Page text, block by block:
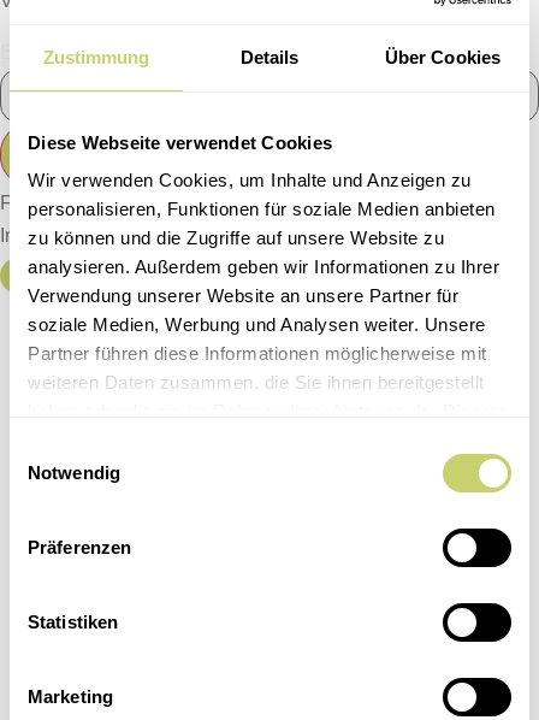
Zustimmung Details Über Cookies
Diese Webseite verwendet Cookies
Wir verwenden Cookies, um Inhalte und Anzeigen zu
personalisieren, Funktionen für soziale Medien anbieten
zu können und die Zugriffe auf unsere Website zu
analysieren. Außerdem geben wir Informationen zu Ihrer
Verwendung unserer Website an unsere Partner für
soziale Medien, Werbung und Analysen weiter. Unsere
Partner führen diese Informationen möglicherweise mit
weiteren Daten zusammen, die Sie ihnen bereitgestellt
Notwendig
Präferenzen
Statistiken
Marketing
E-Mail
Anmelden
Facebook
Instagram
JOBS
Home
Unsere Events
Kultur & Kulinarisch
5 Weine
Location
Kontakt